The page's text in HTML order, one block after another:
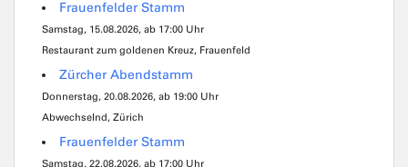
Frauenfelder Stamm
Samstag, 15.08.2026, ab 17:00 Uhr
Restaurant zum goldenen Kreuz, Frauenfeld
Zürcher Abendstamm
Donnerstag, 20.08.2026, ab 19:00 Uhr
Abwechselnd, Zürich
Frauenfelder Stamm
Samstag, 22.08.2026, ab 17:00 Uhr